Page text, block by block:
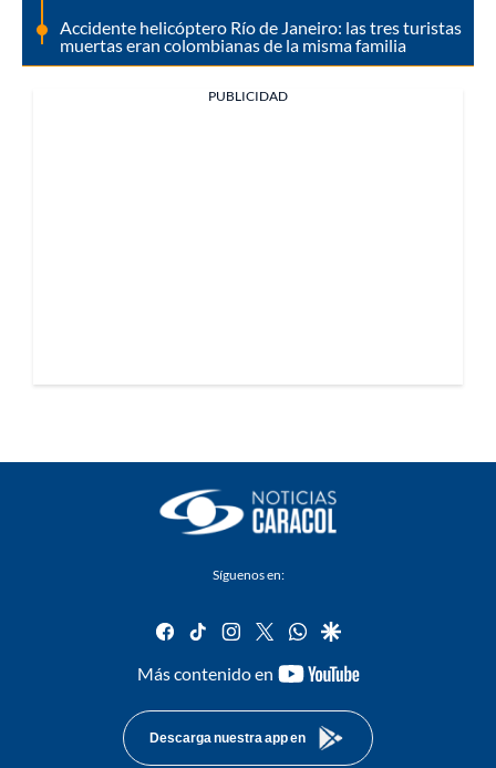
Accidente helicóptero Río de Janeiro: las tres turistas
muertas eran colombianas de la misma familia
PUBLICIDAD
Síguenos en:
facebook
tiktok instagram
twitterwhatsapp
google
Más contenido en
youtube-
Descarga nuestra app en